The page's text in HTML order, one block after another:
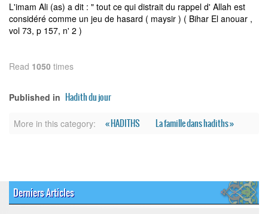
L'imam Ali (as) a dit : " tout ce qui distrait du rappel d' Allah est
considéré comme un jeu de hasard ( maysir ) ( Bihar El anouar ,
vol 73, p 157, n' 2 )
Read 1050 times
Published in Hadith du jour
More in this category: « HADITHS La famille dans hadiths »
Derniers Articles